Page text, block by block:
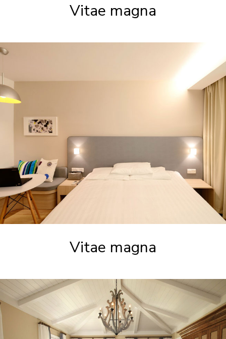
Vitae magna
Vitae magna